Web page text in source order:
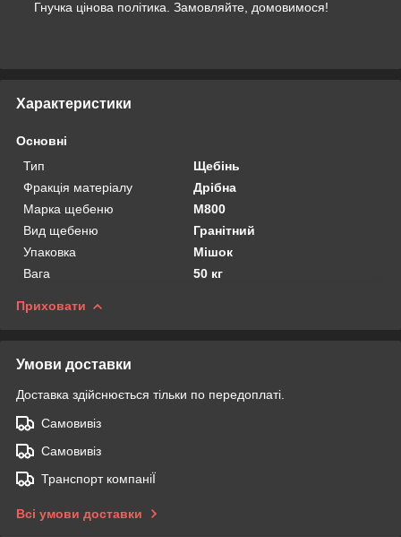
Гнучка цінова політика. Замовляйте, домовимося!
Характеристики
Основні
Тип
Щебінь
Фракція матеріалу
Дрібна
Марка щебеню
М800
Вид щебеню
Гранітний
Упаковка
Мішок
Вага
50 кг
Приховати
Умови доставки
Доставка здійснюється тільки по передоплаті.
Самовивіз
Самовивіз
Транспорт компаніЇ
Всі умови доставки